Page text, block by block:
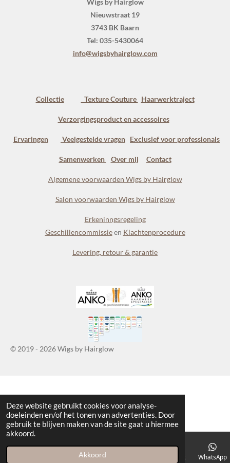
Deze website gebruikt cookies voor analyse-
doeleinden en/of het tonen van advertenties. Door
gebruik te blijven maken van de site gaat u hiermee
akkoord.
Akkoord
Wigs by Hairglow
Nieuwstraat 19
3743 BK Baarn
Tel: 035-5430064
info@wigsbyhairglow.com
Collectie Texture Couture Haarwerktraject
Verzorgingsproduct en accessoires
Ervaringen Veelgestelde vragen Exclusief voor professionals
Samenwerken Over mij Contact
Algemene voorwaarden Wigs by Hairglow
Salon voorwaarden Wigs by Hairglow
Erkeninngsregeling
Geschillencommissieen Klachtenprocedure
Levering, retour & garantie
© 2019 - 2026 Wigs by Hairglow
Telefoonnummer Facebook WhatsApp